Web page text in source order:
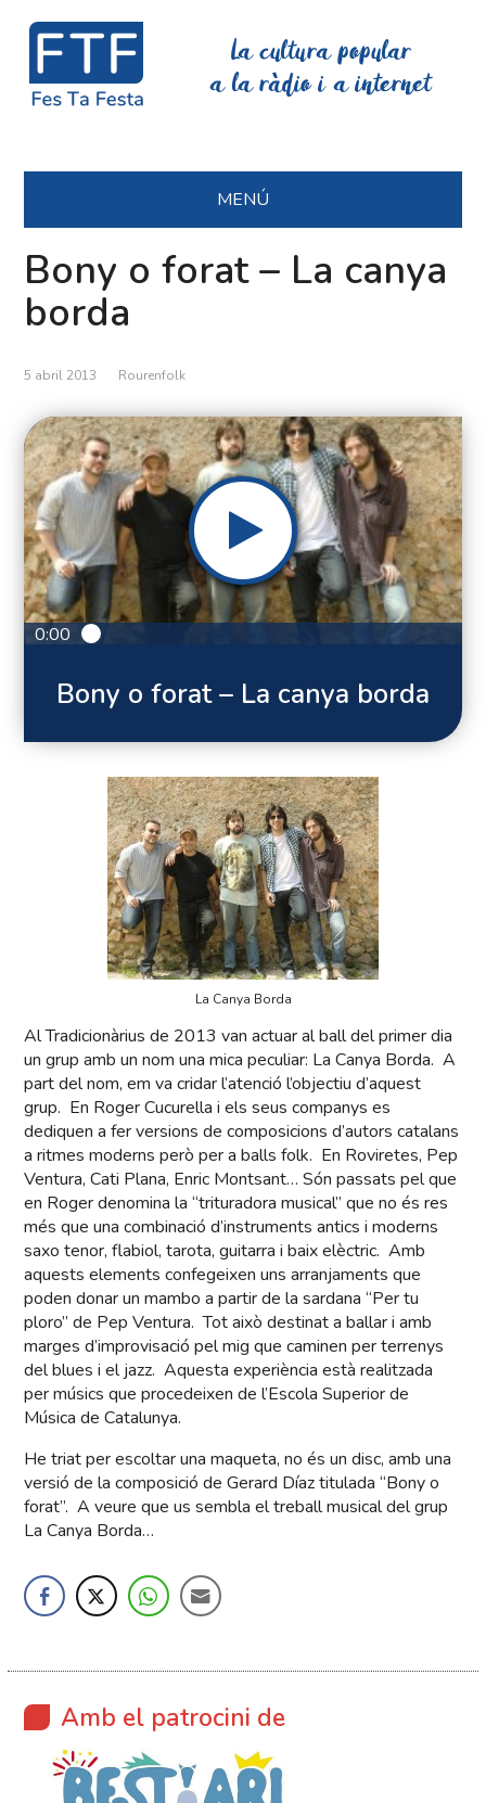
La cultura popular
a la ràdio i a internet
MENÚ
Bony o forat – La canya
borda
5 abril 2013 Rourenfolk
0:00
Bony o forat – La canya borda
La Canya Borda
Al Tradicionàrius de 2013 van actuar al ball del primer dia
un grup amb un nom una mica peculiar: La Canya Borda. A
part del nom, em va cridar l’atenció l’objectiu d’aquest
grup. En Roger Cucurella i els seus companys es
dediquen a fer versions de composicions d’autors catalans
a ritmes moderns però per a balls folk. En Roviretes, Pep
Ventura, Cati Plana, Enric Montsant… Són passats pel que
en Roger denomina la “trituradora musical” que no és res
més que una combinació d’instruments antics i moderns
saxo tenor, flabiol, tarota, guitarra i baix elèctric. Amb
aquests elements confegeixen uns arranjaments que
poden donar un mambo a partir de la sardana “Per tu
ploro” de Pep Ventura. Tot això destinat a ballar i amb
marges d’improvisació pel mig que caminen per terrenys
del blues i el jazz. Aquesta experiència està realitzada
per músics que procedeixen de l’Escola Superior de
Música de Catalunya.
He triat per escoltar una maqueta, no és un disc, amb una
versió de la composició de Gerard Díaz titulada “Bony o
forat”. A veure que us sembla el treball musical del grup
La Canya Borda…
Amb el patrocini de